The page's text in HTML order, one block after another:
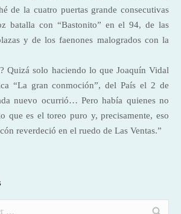
de la cuatro puertas grande consecutivas
batalla con “Bastonito” en el 94, de las
y de los faenones malogrados con la
Quizá solo haciendo lo que Joaquín Vidal
“La gran conmoción”, del País el 2 de
nuevo ocurrió… Pero había quienes no
que es el toreo puro y, precisamente, eso
reverdeció en el ruedo de Las Ventas.”